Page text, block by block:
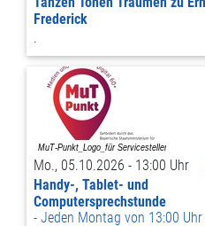
Frederick
.
Mo., 05.10.2026 - 13:00 Uhr
Handy-, Tablet- und
Computersprechstunde
Jeden Montag von 13:00